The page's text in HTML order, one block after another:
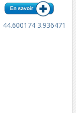
44.600174 3.936471